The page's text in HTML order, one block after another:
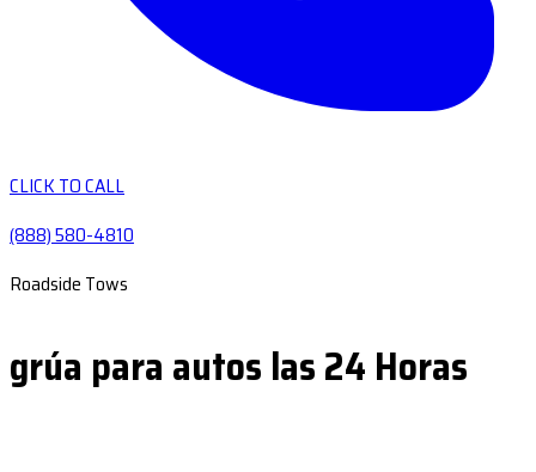
CLICK TO CALL
(888) 580-4810
Roadside Tows
grúa para autos las 24 Horas